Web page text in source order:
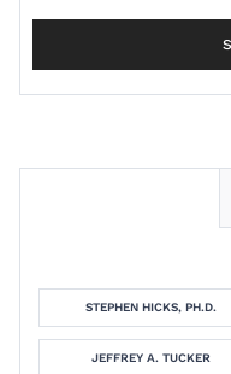
STEPHEN HICKS, PH.D.
JEFFREY A. TUCKER